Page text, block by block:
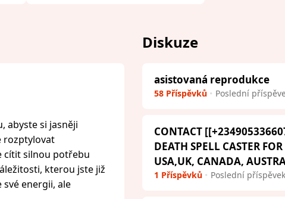
abyste si jasněji
rozptylovat
cítit silnou potřebu
kterou jste již
energii, ale
Diskuze
asistovaná reprodukce
58 Příspěvků Poslední
CONTACT
DEATH SPELL CASTER
USA,UK, CANADA,
1 Příspěvků Poslední